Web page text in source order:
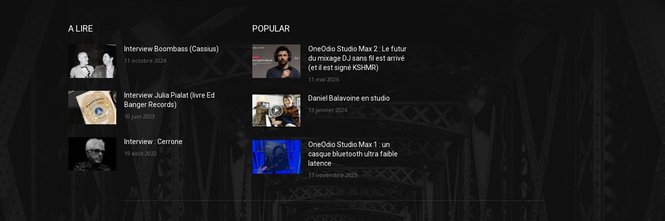
A LIRE
Interview Boombass (Cassius)
11 octobre 2024
Interview Julia Pialat (livre Ed
Banger Records)
10 juin 2023
Interview : Cerrone
19 août 2022
POPULAR
OneOdio Studio Max 2 : Le futur
du mixage DJ sans fil est arrivé
(et il est signé KSHMR)
11 mai 2026
Daniel Balavoine en studio
13 janvier 2026
OneOdio Studio Max 1 : un
casque bluetooth ultra faible
latence
17 novembre 2025